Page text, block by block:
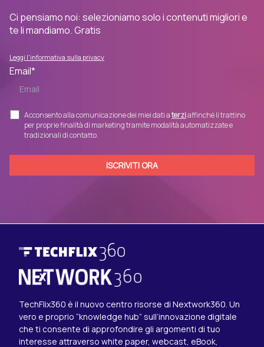
Ci pensiamo noi: selezioniamo solo i contenuti migliori e
te li mandiamo. Gratis
Leggi l'informativa sulla privacy
Email*
Acconsento alla comunicazione dei miei dati aterziaffinché li trattino
per proprie finalità di marketing tramite modalità automatizzate e
tradizionali di contatto.
TechFlix360 è il nuovo centro risorse di Nextwork360. Un
vero e proprio “knowledge hub” sull’innovazione digitale
che ti consente di approfondire gli argomenti di tuo
interesse attraverso white paper, webcast, eBook,